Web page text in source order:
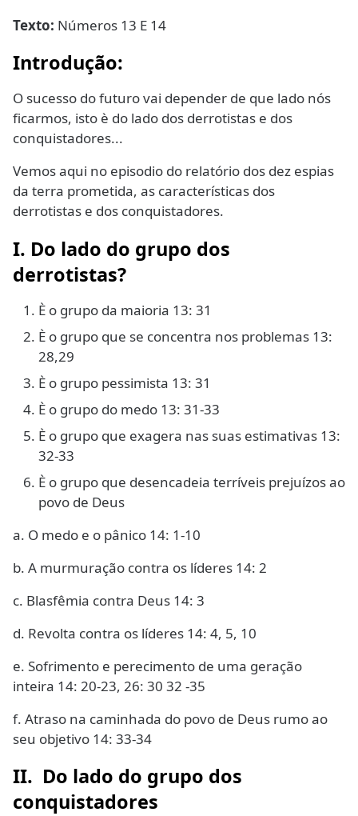
Texto: Números 13 E 14
Introdução:
O sucesso do futuro vai depender de que lado nós
ficarmos, isto è do lado dos derrotistas e dos
conquistadores...
Vemos aqui no episodio do relatório dos dez espias
da terra prometida, as características dos
derrotistas e dos conquistadores.
I. Do lado do grupo dos
derrotistas?
È o grupo da maioria 13: 31
È o grupo que se concentra nos problemas 13:
28,29
È o grupo pessimista 13: 31
È o grupo do medo 13: 31-33
È o grupo que exagera nas suas estimativas 13:
32-33
È o grupo que desencadeia terríveis prejuízos ao
povo de Deus
a. O medo e o pânico 14: 1-10
b. A murmuração contra os líderes 14: 2
c. Blasfêmia contra Deus 14: 3
d. Revolta contra os líderes 14: 4, 5, 10
e. Sofrimento e perecimento de uma geração
inteira 14: 20-23, 26: 30 32 -35
f. Atraso na caminhada do povo de Deus rumo ao
seu objetivo 14: 33-34
II. Do lado do grupo dos
conquistadores